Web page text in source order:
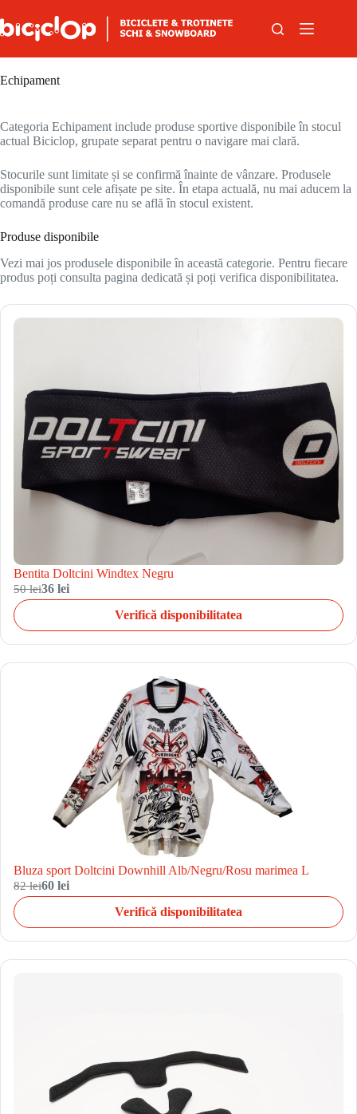
Echipament
Categoria Echipament include produse sportive disponibile în stocul
actual Biciclop, grupate separat pentru o navigare mai clară.
Stocurile sunt limitate și se confirmă înainte de vânzare. Produsele
disponibile sunt cele afișate pe site. În etapa actuală, nu mai aducem la
comandă produse care nu se află în stocul existent.
Produse disponibile
Vezi mai jos produsele disponibile în această categorie. Pentru fiecare
produs poți consulta pagina dedicată și poți verifica disponibilitatea.
Bentita Doltcini Windtex Negru
50 lei36 lei
Verifică disponibilitatea
Bluza sport Doltcini Downhill Alb/Negru/Rosu marimea L
82 lei60 lei
Verifică disponibilitatea